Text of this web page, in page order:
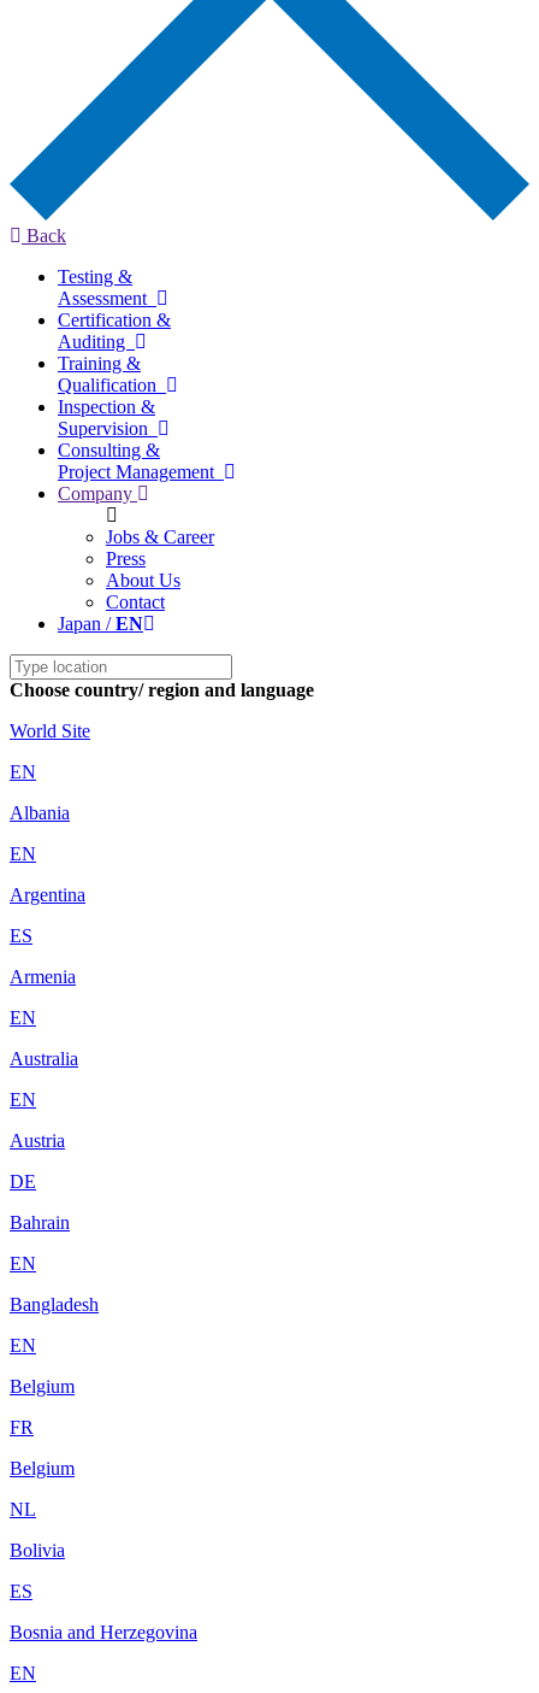
Back
Testing &
Assessment
Certification &
Auditing
Training &
Qualification
Inspection &
Supervision
Consulting &
Project Management
Company
Jobs & Career
Press
About Us
Contact
Japan /EN
Choose country/ region and language
World Site
EN
Albania
EN
Argentina
ES
Armenia
EN
Australia
EN
Austria
DE
Bahrain
EN
Bangladesh
EN
Belgium
FR
Belgium
NL
Bolivia
ES
Bosnia and Herzegovina
EN